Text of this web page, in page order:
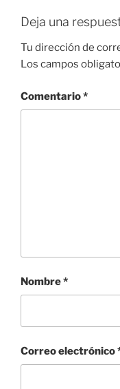
Deja una
Tu dirección de
Los campos
Comentario*
Nombre*
Correo electrónico